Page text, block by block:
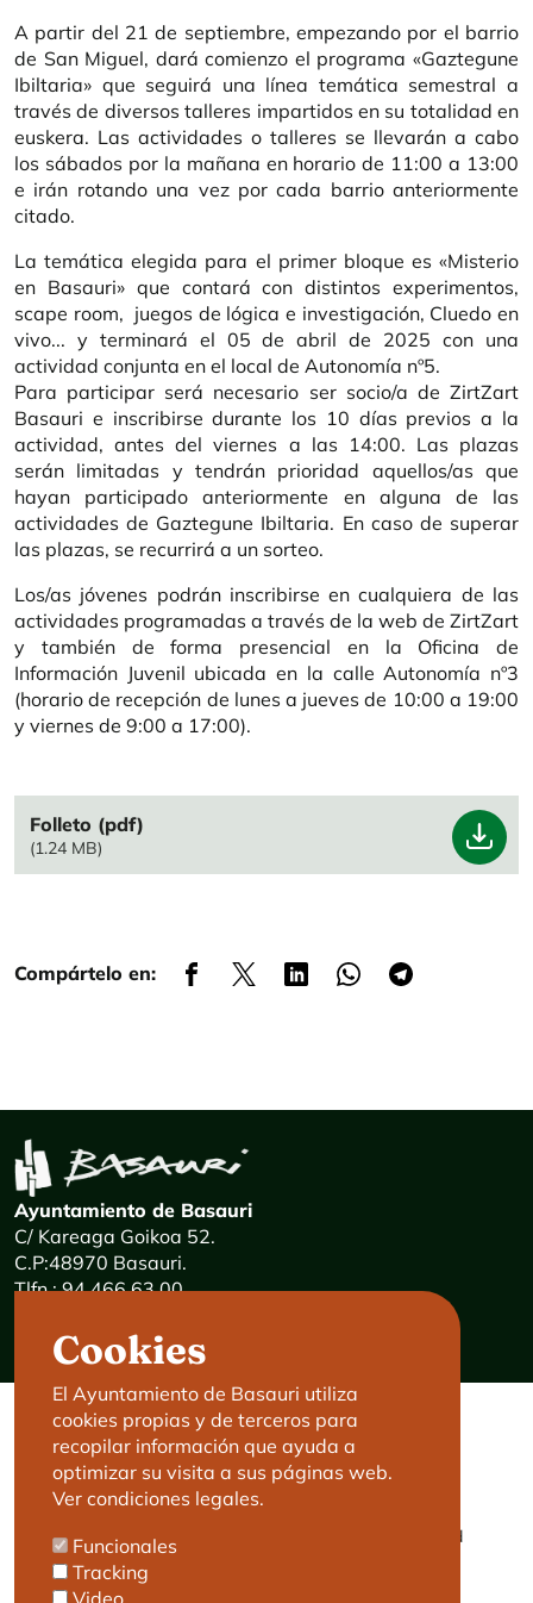
A partir del 21 de septiembre, empezando por el barrio
de San Miguel, dará comienzo el programa «Gaztegune
Ibiltaria» que seguirá una línea temática semestral a
través de diversos talleres impartidos en su totalidad en
euskera. Las actividades o talleres se llevarán a cabo
los sábados por la mañana en horario de 11:00 a 13:00
e irán rotando una vez por cada barrio anteriormente
citado.
La temática elegida para el primer bloque es «Misterio
en Basauri» que contará con distintos experimentos,
scape room, juegos de lógica e investigación, Cluedo en
vivo... y terminará el 05 de abril de 2025 con una
actividad conjunta en el local de Autonomía nº5.
Para participar será necesario ser socio/a de ZirtZart
Basauri e inscribirse durante los 10 días previos a la
actividad, antes del viernes a las 14:00. Las plazas
serán limitadas y tendrán prioridad aquellos/as que
hayan participado anteriormente en alguna de las
actividades de Gaztegune Ibiltaria. En caso de superar
las plazas, se recurrirá a un sorteo.
Los/as jóvenes podrán inscribirse en cualquiera de las
actividades programadas a través de la web de ZirtZart
y también de forma presencial en la Oficina de
Información Juvenil ubicada en la calle Autonomía nº3
(horario de recepción de lunes a jueves de 10:00 a 19:00
y viernes de 9:00 a 17:00).
File
Folleto (pdf)
(1.24 MB)
Compártelo en:
Cookies
El Ayuntamiento de Basauri utiliza
cookies propias y de terceros para
recopilar información que ayuda a
optimizar su visita a sus páginas web.
Ver condiciones legales.
Funcionales
Tracking
Video
Ayuntamiento de Basauri
C/ Kareaga Goikoa 52.
C.P:48970 Basauri.
Tlfn.: 94 466 63 00
E-mail: haz@basauri.eus
CONTACTO
Basauri le atiende
Cita previa
LEGAL
Aviso legal
Política de privacidad